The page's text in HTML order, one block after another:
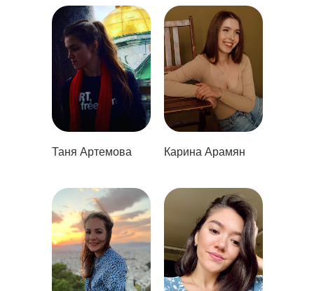
Таня Артемова Карина Арамян
© 2025 «Сделаем»
Сделаемский блог
Личный кабинет
Поддержка
Политика
конфиденциальности